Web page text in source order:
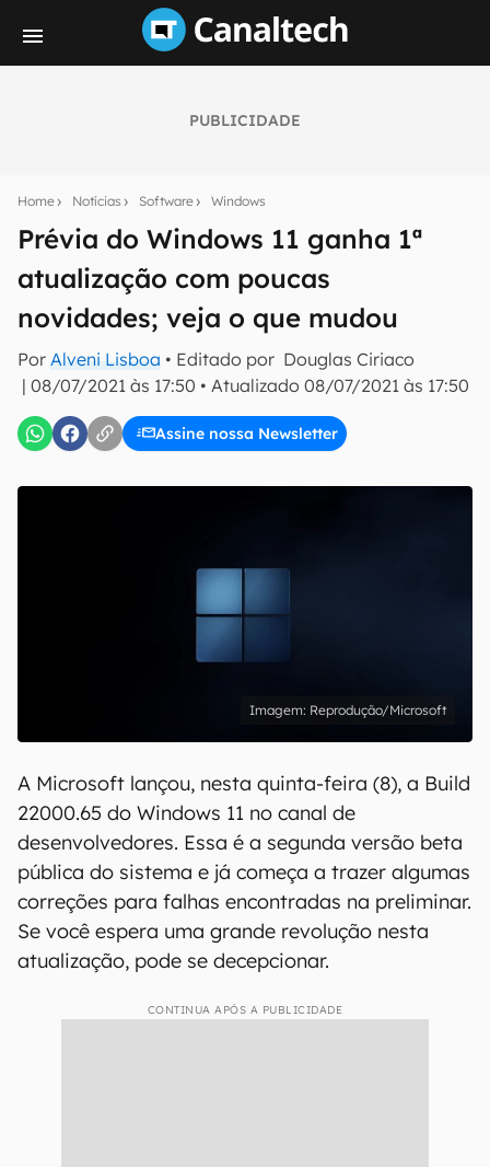
PUBLICIDADE
Home Notícias Software Windows
Prévia do Windows 11 ganha 1ª
atualização com poucas
novidades; veja o que mudou
Por Alveni Lisboa • Editado por Douglas Ciriaco
| 08/07/2021 às 17:50 • Atualizado 08/07/2021 às 17:50
Assine nossa Newsletter
notícias e reviews sobre tecnologia em primeira
mão.
E-mail
inscreva-se
Confirmo que li, aceito e concordo com os Termos de
Uso e Política de Privacidade do Canaltech.
Reprodução/Microsoft
A Microsoft lançou, nesta quinta-feira (8), a Build
22000.65 do Windows 11 no canal de
desenvolvedores. Essa é a segunda versão beta
pública do sistema e já começa a trazer algumas
correções para falhas encontradas na preliminar.
Se você espera uma grande revolução nesta
atualização, pode se decepcionar.
CONTINUA APÓS A PUBLICIDADE